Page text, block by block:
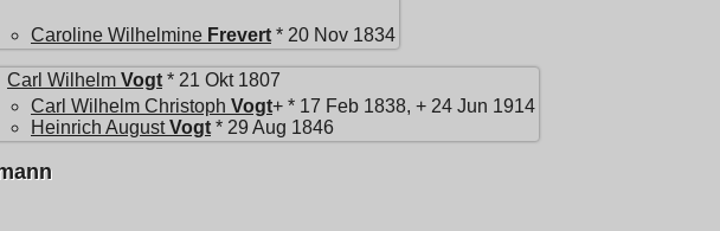
Caroline Wilhelmine Frevert * 20 Nov 1834
Carl Wilhelm Vogt * 21 Okt 1807
Carl Wilhelm Christoph Vogt+ * 17 Feb 1838, + 24 Jun 1914
Heinrich August Vogt * 29 Aug 1846